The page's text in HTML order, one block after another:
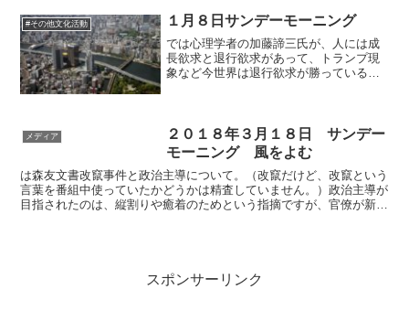
はメディアとして最低限すべきことだ。
#その他文化活動 １月８日サンデーモーニング
では心理学者の加藤諦三氏が、人には成
長欲求と退行欲求があって、トランプ現
象など今世界は退行欲求が勝っている。
退行欲求とのことですけど...
メディア
２０１８年３月１８日 サンデー
モーニング 風をよむ
は森友文書改竄事件と政治主導について。（改竄だけど、改竄という
言葉を番組中使っていたかどうかは精査していません。）政治主導が
目指されたのは、縦割りや癒着のためという指摘ですが、官僚が新し
スポンサーリンク